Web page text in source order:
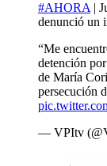
#AHORA |
denunció un
“Me
detención
de María
persecución
— VPItv